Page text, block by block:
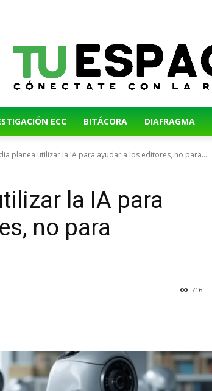
ECC BITÁCORA DIAFRAGMA
planea utilizar la IA para ayudar a los editores, no para...
la IA para
no para
716